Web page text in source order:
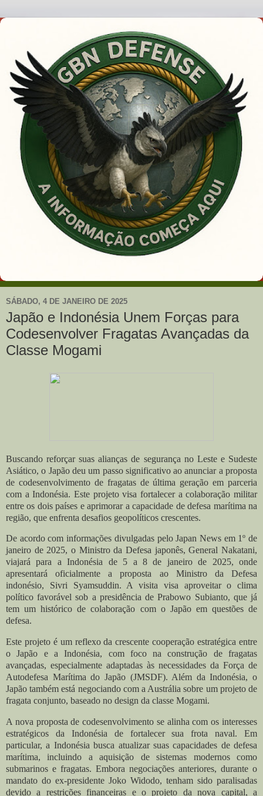
SÁBADO, 4 DE JANEIRO DE 2025
Japão e Indonésia Unem Forças para
Codesenvolver Fragatas Avançadas da
Classe Mogami
Buscando reforçar suas alianças de segurança no Leste e Sudeste
Asiático, o Japão deu um passo significativo ao anunciar a proposta
de codesenvolvimento de fragatas de última geração em parceria
com a Indonésia. Este projeto visa fortalecer a colaboração militar
entre os dois países e aprimorar a capacidade de defesa marítima na
região, que enfrenta desafios geopolíticos crescentes.
De acordo com informações divulgadas pelo Japan News em 1º de
janeiro de 2025, o Ministro da Defesa japonês, General Nakatani,
viajará para a Indonésia de 5 a 8 de janeiro de 2025, onde
apresentará oficialmente a proposta ao Ministro da Defesa
indonésio, Sivri Syamsuddin. A visita visa aproveitar o clima
político favorável sob a presidência de Prabowo Subianto, que já
tem um histórico de colaboração com o Japão em questões de
defesa.
Este projeto é um reflexo da crescente cooperação estratégica entre
o Japão e a Indonésia, com foco na construção de fragatas
avançadas, especialmente adaptadas às necessidades da Força de
Autodefesa Marítima do Japão (JMSDF). Além da Indonésia, o
Japão também está negociando com a Austrália sobre um projeto de
fragata conjunto, baseado no design da classe Mogami.
A nova proposta de codesenvolvimento se alinha com os interesses
estratégicos da Indonésia de fortalecer sua frota naval. Em
particular, a Indonésia busca atualizar suas capacidades de defesa
marítima, incluindo a aquisição de sistemas modernos como
submarinos e fragatas. Embora negociações anteriores, durante o
mandato do ex-presidente Joko Widodo, tenham sido paralisadas
devido a restrições financeiras e o projeto da nova capital, a